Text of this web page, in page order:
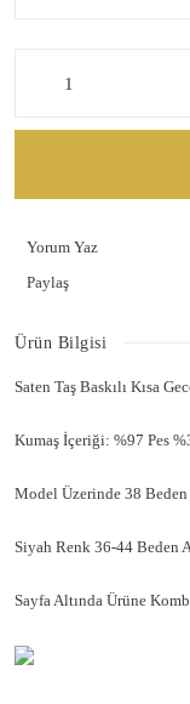
Yorum Yaz
Paylaş
Ürün Bilgisi
Saten Taş Baskılı Kısa
Kumaş İçeriği: %97 Pes
Model Üzerinde 38 Beden
Siyah Renk 36-44 Beden
Sayfa Altında Ürüne